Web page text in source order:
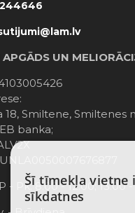
UN
18, Smiltene, Smiltenes
banka;
- Pk. 8:00 - 12:00; 13:00 -
Šī tīmekļa vietne
sīkdatnes